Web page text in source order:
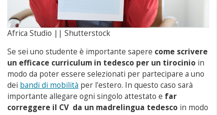
Africa Studio || Shutterstock
Se sei uno studente è importante sapere come scrivere
un efficace curriculum in tedesco per un tirocinio in
modo da poter essere selezionati per partecipare a uno
dei bandi di mobilità per l'estero. In questo caso sarà
importante allegare ogni singolo attestato e far
correggere il CV da un madrelingua tedesco in modo